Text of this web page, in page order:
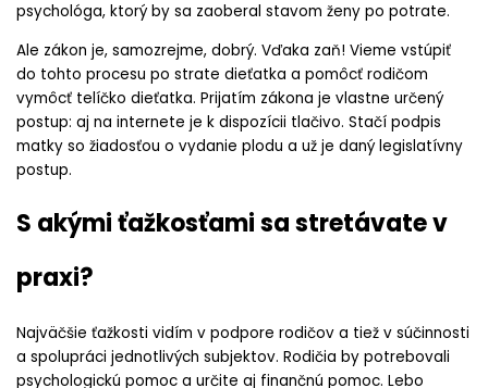
psychológa, ktorý by sa zaoberal stavom ženy po potrate.
Ale zákon je, samozrejme, dobrý. Vďaka zaň! Vieme vstúpiť
do tohto procesu po strate dieťatka a pomôcť rodičom
vymôcť telíčko dieťatka. Prijatím zákona je vlastne určený
postup: aj na internete je k dispozícii tlačivo. Stačí podpis
matky so žiadosťou o vydanie plodu a už je daný legislatívny
postup.
S akými ťažkosťami sa stretávate v
praxi?
Najväčšie ťažkosti vidím v podpore rodičov a tiež v súčinnosti
a spolupráci jednotlivých subjektov. Rodičia by potrebovali
psychologickú pomoc a určite aj finančnú pomoc. Lebo